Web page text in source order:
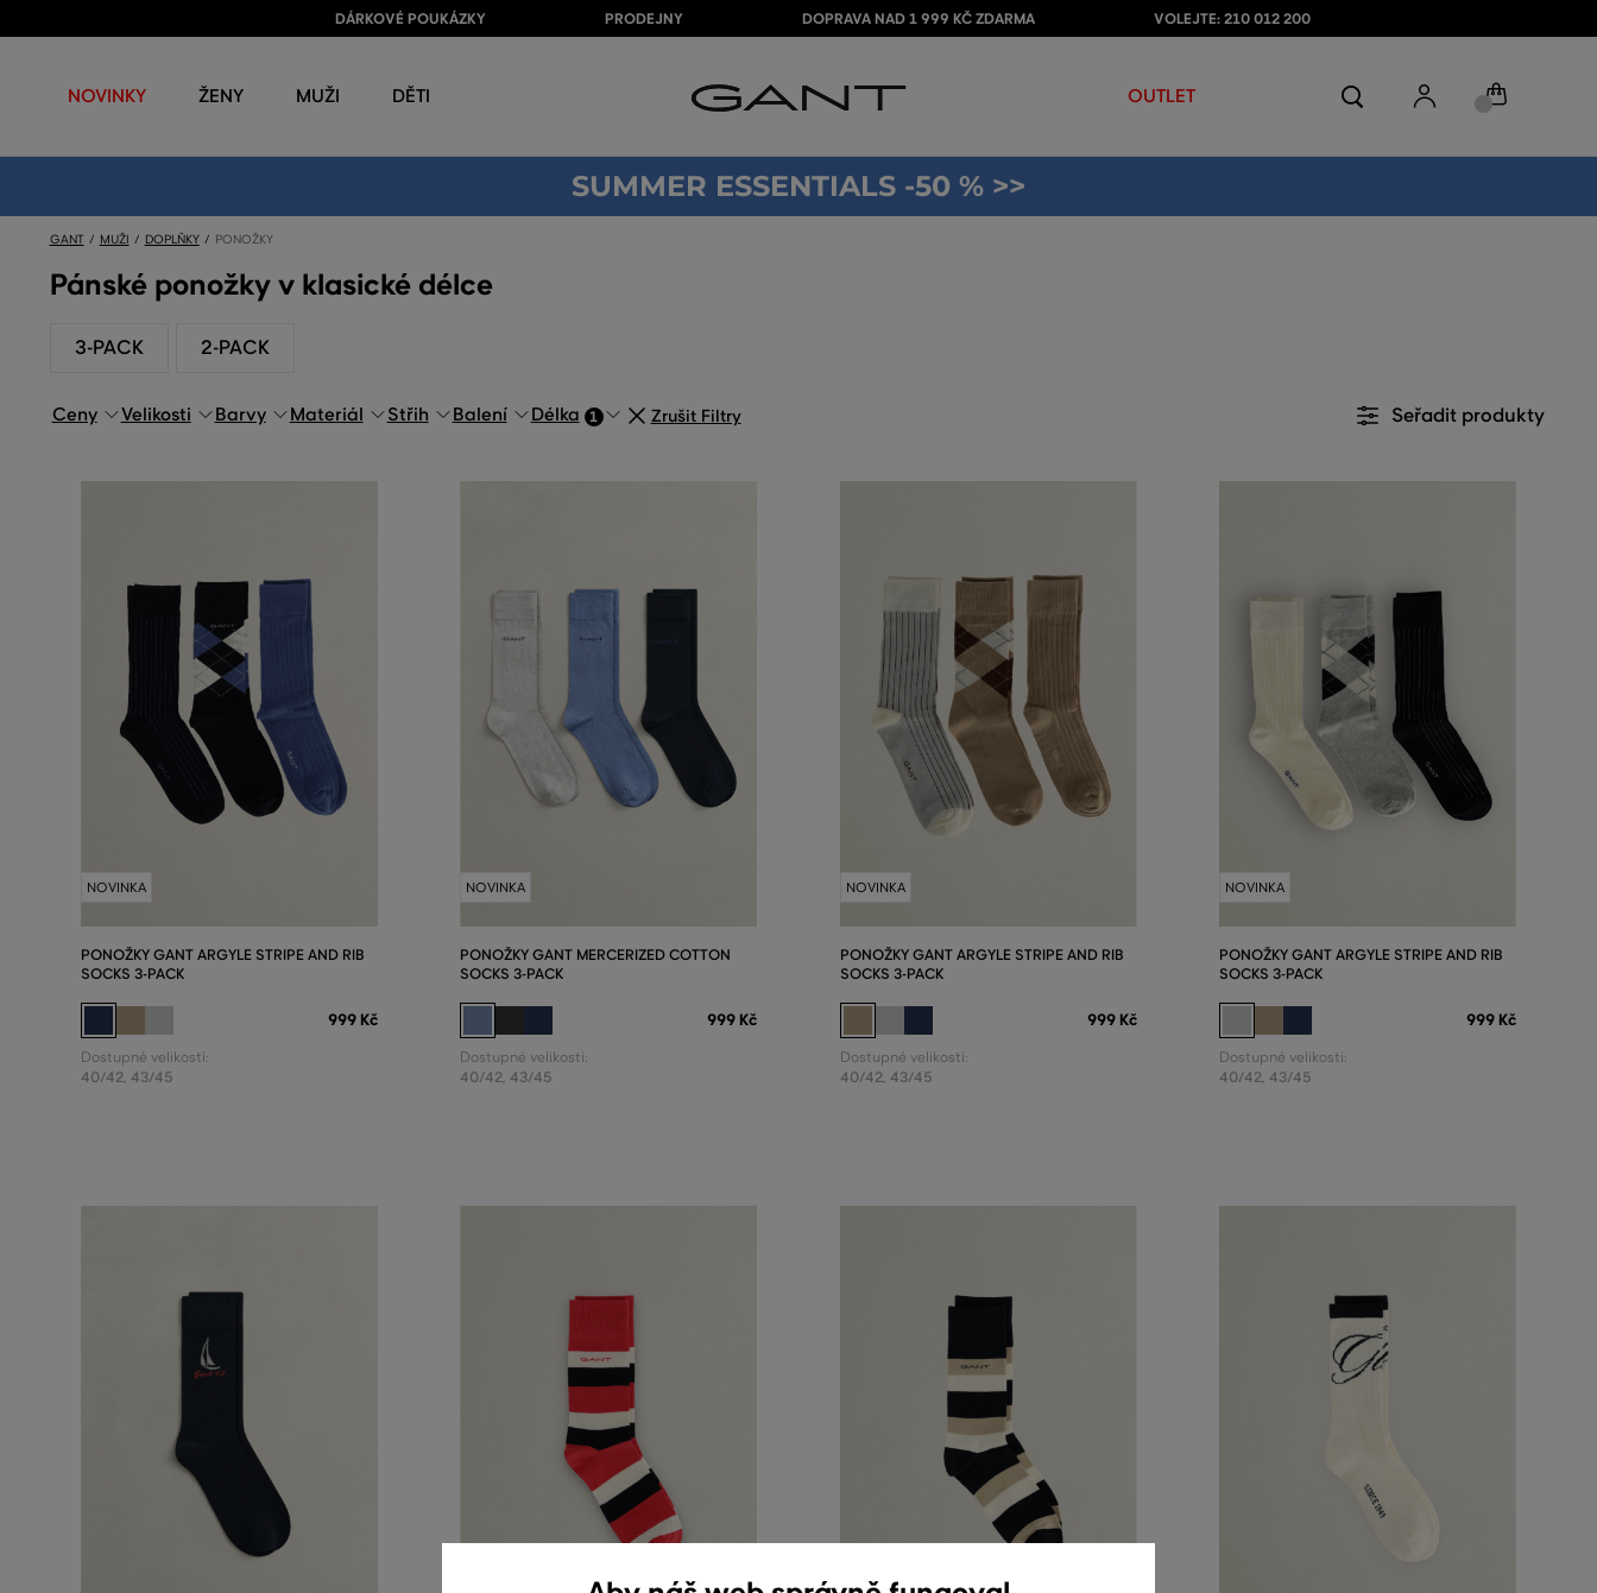
DÁRKOVÉ POUKÁZKY PRODEJNY DOPRAVA NAD 1 999 KČ ZDARMA VOLEJTE: 210 012 200
NOVINKY ŽENY MUŽI DĚTI OUTLET
SUMMER ESSENTIALS -50 % >>
GANT MUŽI DOPLŇKY PONOŽKY
Pánské ponožky v klasické délce
3-PACK 2-PACK
Ceny Velikosti Barvy Materiál Střih Balení Délka 1 Zrušit Filtry Seřadit produkty
NOVINKA
PONOŽKY GANT ARGYLE STRIPE AND RIB
SOCKS 3-PACK
999 Kč
Dostupné velikosti:
40/42, 43/45
NOVINKA
PONOŽKY GANT MERCERIZED COTTON
SOCKS 3-PACK
999 Kč
Dostupné velikosti:
40/42, 43/45
NOVINKA
PONOŽKY GANT ARGYLE STRIPE AND RIB
SOCKS 3-PACK
999 Kč
Dostupné velikosti:
40/42, 43/45
NOVINKA
PONOŽKY GANT ARGYLE STRIPE AND RIB
SOCKS 3-PACK
999 Kč
Dostupné velikosti:
40/42, 43/45